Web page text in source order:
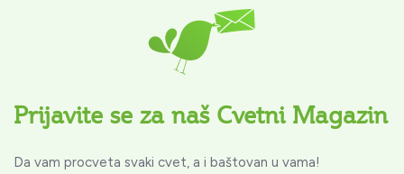
Prijavite se za naš Cvetni Magazin
Da vam procveta svaki cvet, a i baštovan u vama!